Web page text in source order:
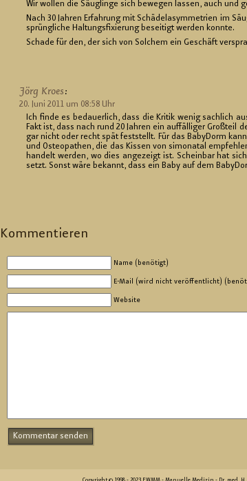
Wir wol­len die Säug­lin­ge sich be­we­gen las­sen, auch und
Nach 30 Jah­ren Er­fah­rung mit Schä­de­lasym­me­tri­en im
sprüng­li­che Hal­tungs­fi­xie­rung be­sei­tigt wer­den konn­te.
Scha­de für den, der sich von Sol­chem ein Ge­schäft
Jörg Kroes:
20. Juni 2011 um 08:58 Uhr
Ich finde es be­dau­er­lich, dass die Kri­tik wenig sach­lich
Fakt ist, dass nach rund 20 Jah­ren ein auf­fäl­li­ger Groß­teil
gar nicht oder recht spät fest­stellt. Für das Ba­by­Dorm
und Os­teo­pa­then, die das Kis­sen von si­mo­na­tal
han­delt wer­den, wo dies an­ge­zeigt ist. Schein­bar hat
setzt. Sonst wäre be­kannt, dass ein Baby auf dem
Kom­men­tie­ren
Name (benötigt)
E-Mail (wird nicht veröffentlicht)
Website